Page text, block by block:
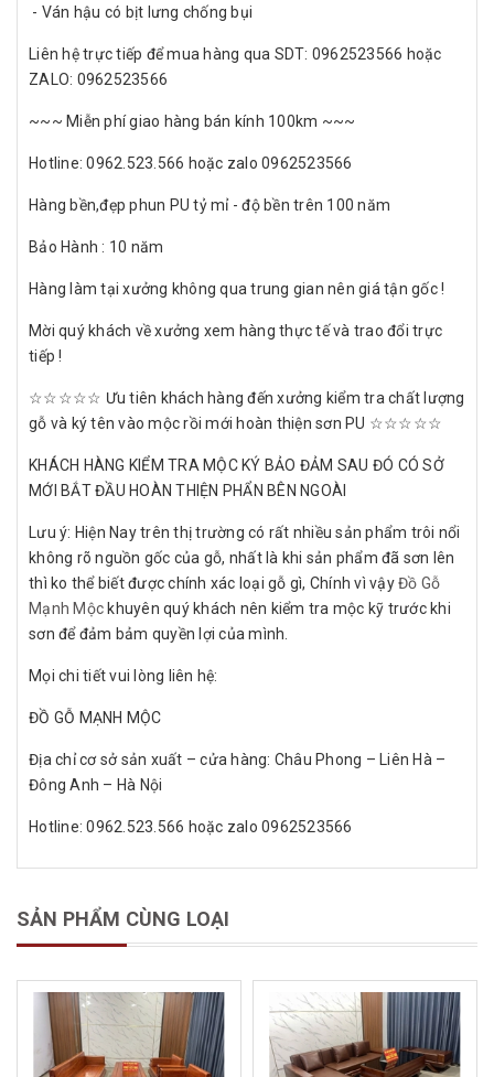
- Ván hậu có bịt lưng chống bụi
Liên hệ trực tiếp để mua hàng qua SDT: 0962523566 hoặc
ZALO: 0962523566
~~~ Miễn phí giao hàng bán kính 100km ~~~
Hotline: 0962.523.566 hoặc zalo 0962523566
Hàng bền,đẹp phun PU tỷ mỉ - độ bền trên 100 năm
Bảo Hành : 10 năm
Hàng làm tại xưởng không qua trung gian nên giá tận gốc !
Mời quý khách về xưởng xem hàng thực tế và trao đổi trực
tiếp !
☆☆☆☆☆ Ưu tiên khách hàng đến xưởng kiểm tra chất lượng
gỗ và ký tên vào mộc rồi mới hoàn thiện sơn PU ☆☆☆☆☆
KHÁCH HÀNG KIỂM TRA MỘC KÝ BẢO ĐẢM SAU ĐÓ CÓ SỞ
MỚI BẮT ĐẦU HOÀN THIỆN PHẨN BÊN NGOÀI
Lưu ý: Hiện Nay trên thị trường có rất nhiều sản phẩm trôi nổi
không rõ nguồn gốc của gỗ, nhất là khi sản phẩm đã sơn lên
thì ko thể biết được chính xác loại gỗ gì, Chính vì vậyĐồ Gỗ
Mạnh Mộckhuyên quý khách nên kiểm tra mộc kỹ trước khi
sơn để đảm bảm quyền lợi của mình.
Mọi chi tiết vui lòng liên hệ:
ĐỒ GỖ MẠNH MỘC
Địa chỉ cơ sở sản xuất – cửa hàng: Châu Phong – Liên Hà –
Đông Anh – Hà Nội
Hotline: 0962.523.566 hoặc zalo 0962523566
SẢN PHẨM CÙNG LOẠI